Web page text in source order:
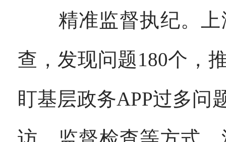
精准监督执纪。上
查，发现问题180个，
盯基层政务APP过多问